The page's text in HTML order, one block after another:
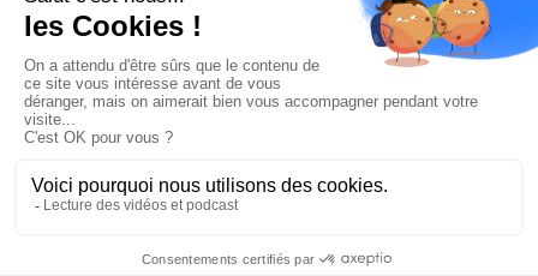
réinvente les voyages sur mesure
© Copyright 2008 / 2026,DECODE MEDIA, The Innovation Media
Company.All Rights Reserved
TwitterRSS